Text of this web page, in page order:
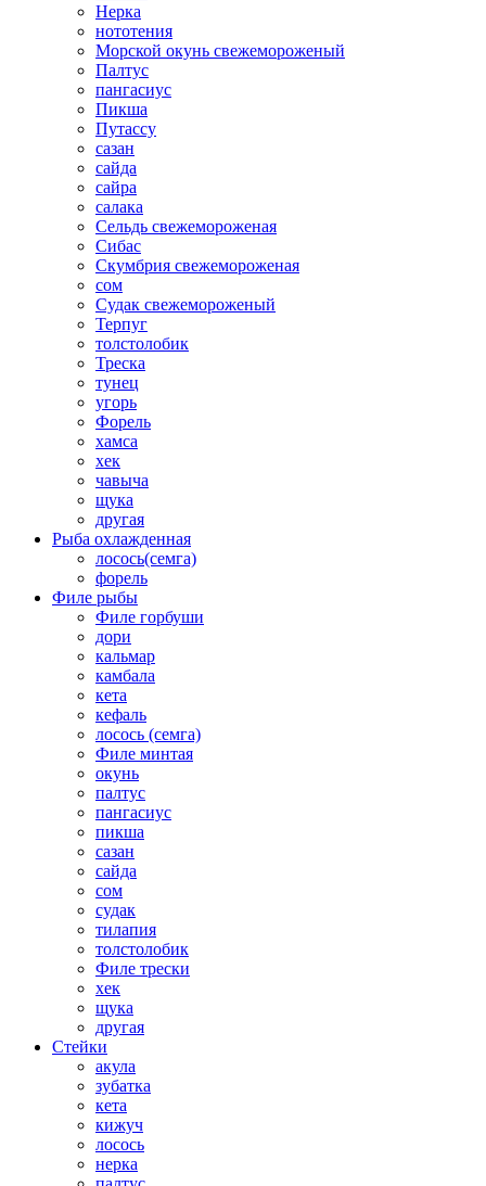
Нерка
нототения
Морской окунь свежемороженый
Палтус
пангасиус
Пикша
Путассу
сазан
сайда
сайра
салака
Сельдь свежемороженая
Сибас
Скумбрия свежемороженая
сом
Судак свежемороженый
Терпуг
толстолобик
Треска
тунец
угорь
Форель
хамса
хек
чавыча
щука
другая
Рыба охлажденная
лосось(семга)
форель
Филе рыбы
Филе горбуши
дори
кальмар
камбала
кета
кефаль
лосось (семга)
Филе минтая
окунь
палтус
пангасиус
пикша
сазан
сайда
сом
судак
тилапия
толстолобик
Филе трески
хек
щука
другая
Стейки
акула
зубатка
кета
кижуч
лосось
нерка